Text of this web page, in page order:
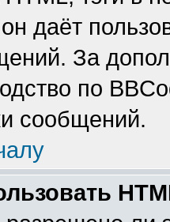
даёт
За
по
сообщений.